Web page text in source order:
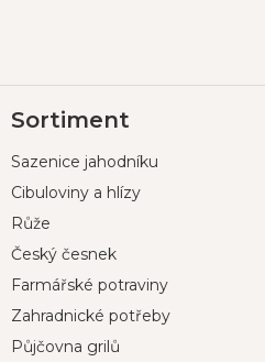
á
a
Sortiment
Sazenice jahodníku
Cibuloviny a hlízy
Růže
Český česnek
Farmářské potraviny
Zahradnické potřeby
Půjčovna grilů